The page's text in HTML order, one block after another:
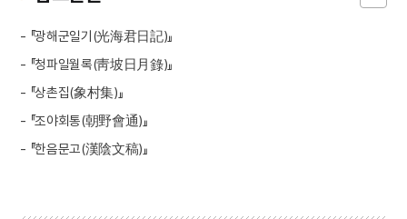
- 『광해군일기(光海君日記)』
- 『청파일월록(靑坡日月錄)』
- 『상촌집(象村集)』
- 『조야회통(朝野會通)』
- 『한음문고(漢陰文稿)』